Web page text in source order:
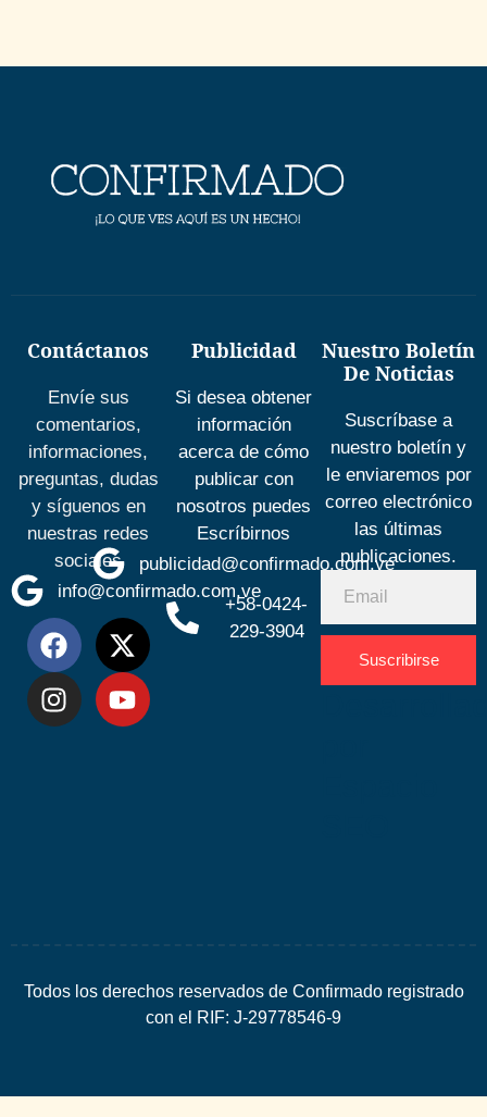
Contáctanos
Envíe sus
comentarios,
informaciones,
preguntas, dudas
y síguenos en
nuestras redes
sociales
info@confirmado.com.ve
Publicidad
Si desea obtener
información
acerca de cómo
publicar con
nosotros puedes
Escríbirnos
publicidad@confirmado.com.ve
+58-0424-
229-3904
Nuestro Boletín
De Noticias
Suscríbase a
nuestro boletín y
le enviaremos por
correo electrónico
las últimas
publicaciones.
Suscribirse
Todos los derechos reservados de Confirmado registrado
con el RIF: J-29778546-9